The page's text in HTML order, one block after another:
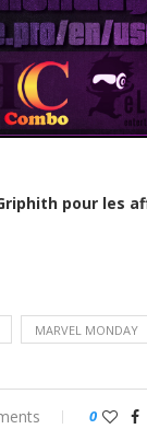
pour les
MARVEL MONDAY
0